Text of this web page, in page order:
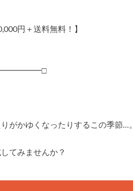
円＋送料無料！】
がかゆくなったりするこの季節…。
てみませんか？